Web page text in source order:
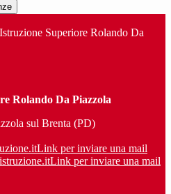
Superiore Rolando Da
Rolando Da Piazzola
sul Brenta (PD)
Link per inviare una mail
Link per inviare una mail